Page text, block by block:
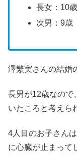
長女：10歳
次男：9歳
澤繁実さんの結婚
長男が12歳なので
いたころと考えら
4人目のお子さん
に心臓が止まって